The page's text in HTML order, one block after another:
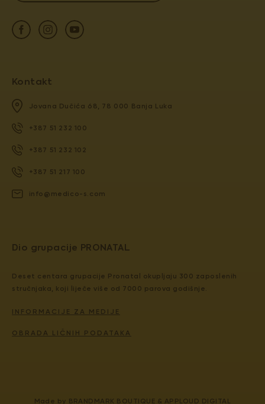
Dio grupacije PRONATAL
Deset centara grupacije Pronatal okupljaju 300 zaposlenih
stručnjaka, koji liječe više od 7000 parova godišnje.
INFORMACIJE ZA MEDIJE
OBRADA LIČNIH PODATAKA
Kontakt
Jovana Dučića 68, 78 000 Banja Luka
+387 51 232 100
+387 51 232 102
+387 51 217 100
info@medico-s.com
Made by BRANDMARK BOUTIQUE & APPLOUD DIGITAL